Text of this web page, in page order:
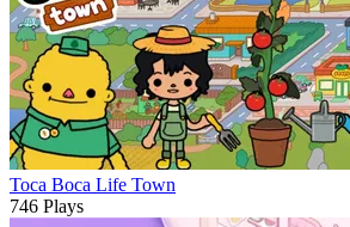
Toca Boca Life Town
746 Plays